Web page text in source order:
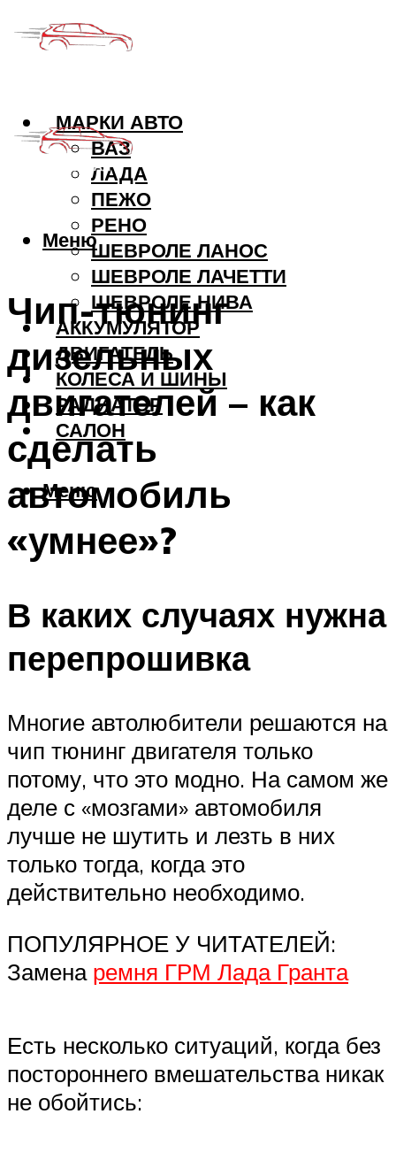
МАРКИ АВТО
ВАЗ
ЛАДА
ПЕЖО
РЕНО
ШЕВРОЛЕ ЛАНОС
ШЕВРОЛЕ ЛАЧЕТТИ
ШЕВРОЛЕ НИВА
АККУМУЛЯТОР
ДВИГАТЕЛЬ
КОЛЕСА И ШИНЫ
РАДИАТОР
САЛОН
Меню
Меню
Чип-тюнинг
дизельных
двигателей – как
сделать
автомобиль
«умнее»?
В каких случаях нужна
перепрошивка
Многие автолюбители решаются на
чип тюнинг двигателя только
потому, что это модно. На самом же
деле с «мозгами» автомобиля
лучше не шутить и лезть в них
только тогда, когда это
действительно необходимо.
ПОПУЛЯРНОЕ У ЧИТАТЕЛЕЙ:
Замена ремня ГРМ Лада Гранта
Есть несколько ситуаций, когда без
постороннего вмешательства никак
не обойтись: